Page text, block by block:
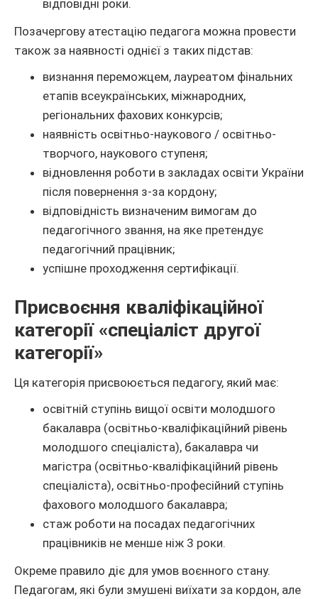
відповідні роки.
Позачергову атестацію педагога можна провести
також за наявності однієї з таких підстав:
визнання переможцем, лауреатом фінальних
етапів всеукраїнських, міжнародних,
регіональних фахових конкурсів;
наявність освітньо-наукового / освітньо-
творчого, наукового ступеня;
відновлення роботи в закладах освіти України
після повернення з-за кордону;
відповідність визначеним вимогам до
педагогічного звання, на яке претендує
педагогічний працівник;
успішне проходження сертифікації.
Присвоєння кваліфікаційної
категорії «спеціаліст другої
категорії»
Ця категорія присвоюється педагогу, який має:
освітній ступінь вищої освіти молодшого
бакалавра (освітньо-кваліфікаційний рівень
молодшого спеціаліста), бакалавра чи
магістра (освітньо-кваліфікаційний рівень
спеціаліста), освітньо-професійний ступінь
фахового молодшого бакалавра;
стаж роботи на посадах педагогічних
працівників не менше ніж 3 роки.
Окреме правило діє для умов воєнного стану.
Педагогам, які були змушені виїхати за кордон, але